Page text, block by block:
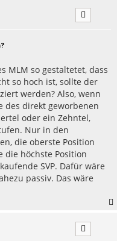
MLM so gestaltetet, dass
so hoch ist, sollte der
werden? Also, wenn
des direkt geworbenen
oder ein Zehntel,
Nur in den
die oberste Position
die höchste Position
SVP. Dafür wäre
passiv. Das wäre